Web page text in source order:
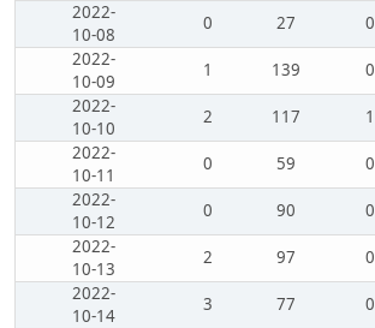
2022-
10-08
0 27 0
2022-
10-09
1 139 0
2022-
10-10
2 117 1
2022-
10-11
0 59 0
2022-
10-12
0 90 0
2022-
10-13
2 97 0
2022-
10-14
3 77 0